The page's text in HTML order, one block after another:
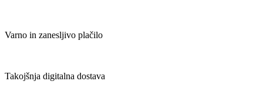
Varno in zanesljivo plačilo
Takojšnja digitalna dostava